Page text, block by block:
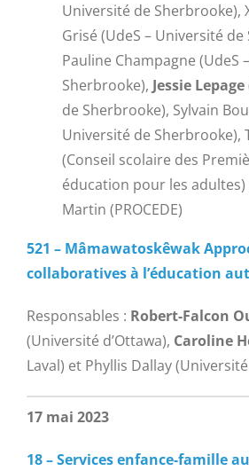
Université de Sherbrooke),
Grisé (UdeS – Université
Pauline Champagne (UdeS
Sherbrooke), Jessie Lepage
de Sherbrooke), Sylvain
Université de Sherbrooke),
(Conseil scolaire des
éducation pour les adultes)
Martin (PROCEDE)
521 – Mâmawatoskêwak
collaboratives à l’éducation
Responsables : Robert-Falcon
(Université d’Ottawa), Caroline
Laval) et Phyllis Dallay
17 mai 2023
18 – Services enfance-famille